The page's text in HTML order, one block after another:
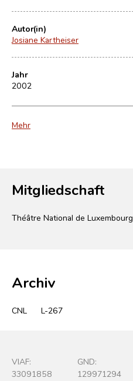
Autor(in)
Josiane Kartheiser
Jahr
2002
Mehr
Mitgliedschaft
Théâtre National de Luxembourg
Archiv
CNL L-267
VIAF:
33091858
GND:
129971294